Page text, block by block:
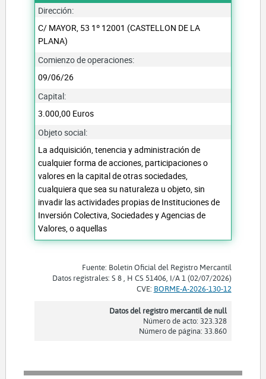
Dirección:
C/ MAYOR, 53 1º 12001 (CASTELLON DE LA
PLANA)
Comienzo de operaciones:
09/06/26
Capital:
3.000,00 Euros
Objeto social:
La adquisición, tenencia y administración de
cualquier forma de acciones, participaciones o
valores en la capital de otras sociedades,
cualquiera que sea su naturaleza u objeto, sin
invadir las actividades propias de Instituciones de
Inversión Colectiva, Sociedades y Agencias de
Valores, o aquellas
Fuente: Boletín Oficial del Registro Mercantil
Datos registrales: S 8 , H CS 51406, I/A 1 (02/07/2026)
CVE: BORME-A-2026-130-12
Datos del registro mercantil de null
Número de acto: 323.328
Número de página: 33.860